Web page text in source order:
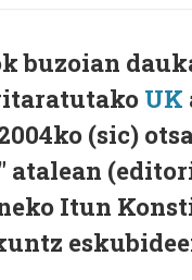
buzoian
UK
(sic)
atalean
Itun